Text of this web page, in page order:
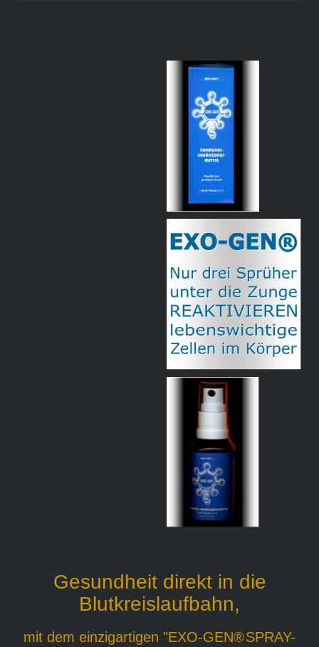
Gesundheit direkt in die
Blutkreislaufbahn,
mit dem einzigartigen "EXO-GEN®SPRAY-